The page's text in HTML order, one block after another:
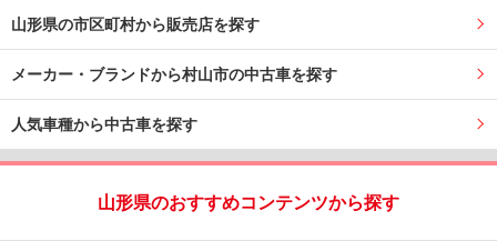
山形県の市区町村から販売店を探す
メーカー・ブランドから村山市の中古車を探す
人気車種から中古車を探す
山形県のおすすめコンテンツから探す